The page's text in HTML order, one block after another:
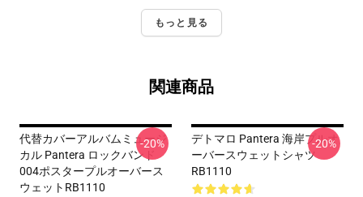
もっと見る
関連商品
代替カバーアルバムミュージ
カル Pantera ロックバンド
004ポスタープルオーバース
ウェットRB1110
-20%
デトマロ Pantera 海岸プルオ
ーバースウェットシャツ
RB1110
-20%